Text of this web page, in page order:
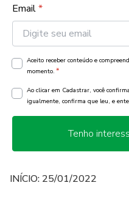
Email*
Aceito receber conteúdo e
momento. *
Ao clicar em Cadastrar, você
igualmente, confirma que leu, e
Tenho
INÍCIO: 25/01/2022